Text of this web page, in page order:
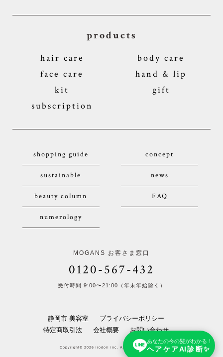
あなたの今の髪がわかる！
ヘアケアAI診断✨
products
hair care
body care
face care
hand & lip
kit
gift
subscription
shopping guide concept
sustainable news
beauty column FAQ
numerology
MOGANS お客さま窓口
0120-567-432
受付時間 9:00〜21:00（年末年始除く）
静岡市 美容室
プライバシーポリシー
特定商取引法
会社概要 お問い合わせ
Copyright© 2026 irodori inc. All Rights Reserved.